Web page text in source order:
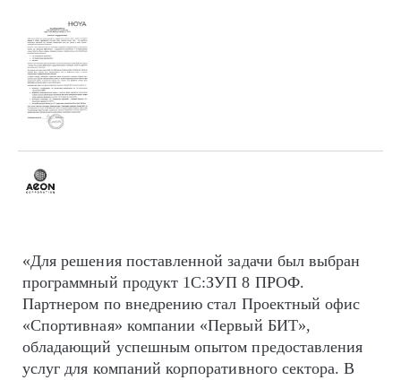
«Для решения поставленной задачи был выбран
программный продукт 1С:ЗУП 8 ПРОФ.
Партнером по внедрению стал Проектный офис
«Спортивная» компании «Первый БИТ»,
обладающий успешным опытом предоставления
услуг для компаний корпоративного сектора. В